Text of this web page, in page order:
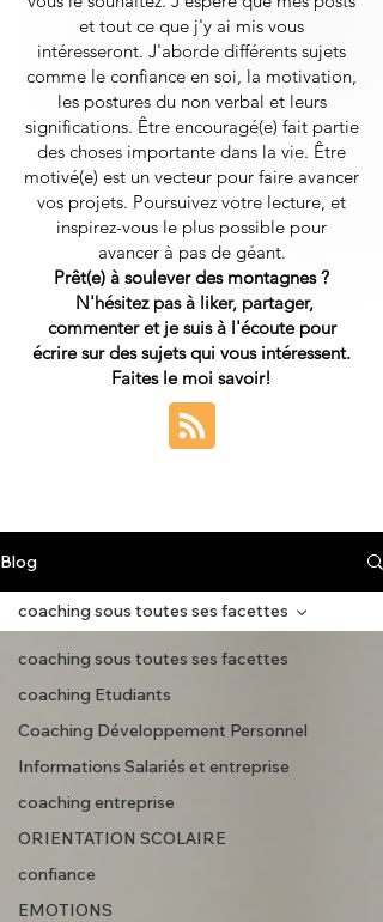
et tout ce que j'y ai mis vous
intéresseront. J'aborde différents sujets
comme le confiance en soi, la motivation,
les postures du non verbal et leurs
significations. Être encouragé(e) fait partie
des choses importante dans la vie. Être
motivé(e) est un vecteur pour faire avancer
vos projets. Poursuivez votre lecture, et
inspirez-vous le plus possible pour
avancer à pas de géant.
Prêt(e) à soulever des montagnes ?
N'hésitez pas à liker, partager,
commenter et je suis à l'écoute pour
écrire sur des sujets qui vous intéressent.
Faites le moi savoir!
Blog
coaching sous toutes ses facettes
coaching Etudiants
Coaching Développement Personnel
Informations Salariés et entreprise
coaching entreprise
ORIENTATION SCOLAIRE
confiance
EMOTIONS
coaching sous toutes ses facettes